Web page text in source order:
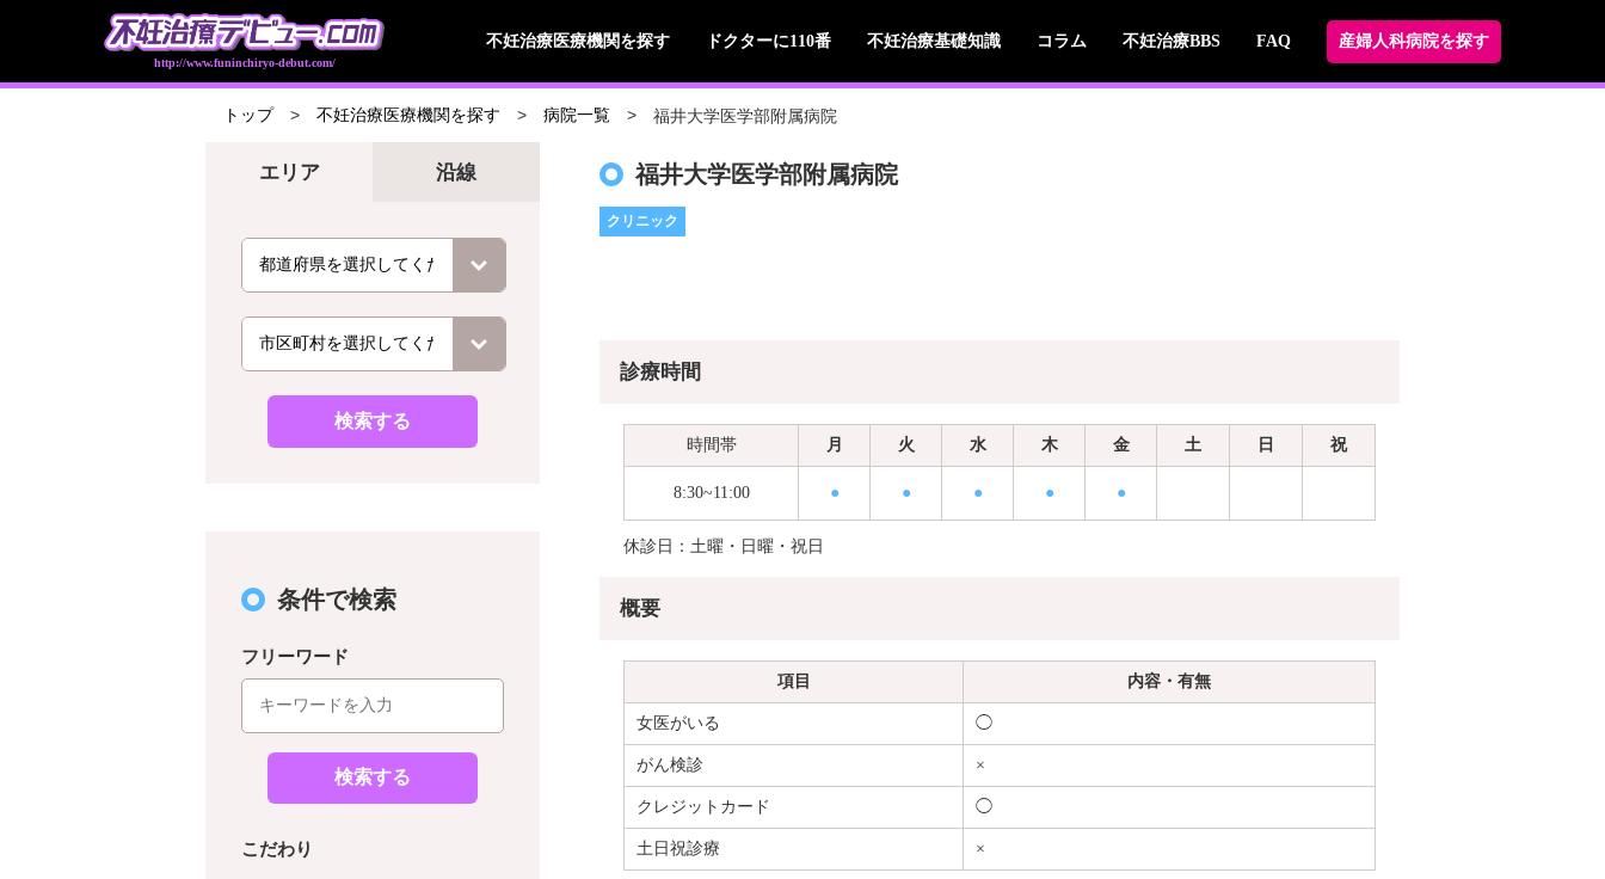
http://www.funinchiryo-debut.com/
不妊治療医療機関を探す ドクターに110番 不妊治療基礎知識 コラム 不妊治療BBS FAQ 産婦人科病院を探す
トップ 不妊治療医療機関を探す 病院一覧 福井大学医学部附属病院
エリア
検索する
沿線
条件で検索
フリーワード
検索する
こだわり
福井大学医学部附属病院
クリニック
診療時間
時間帯 月 火 水 木 金 土 日 祝
8:30~11:00 ● ● ● ● ●
休診日：土曜・日曜・祝日
概要
項目 内容・有無
女医がいる ◯
がん検診 ×
クレジットカード ◯
土日祝診療 ×